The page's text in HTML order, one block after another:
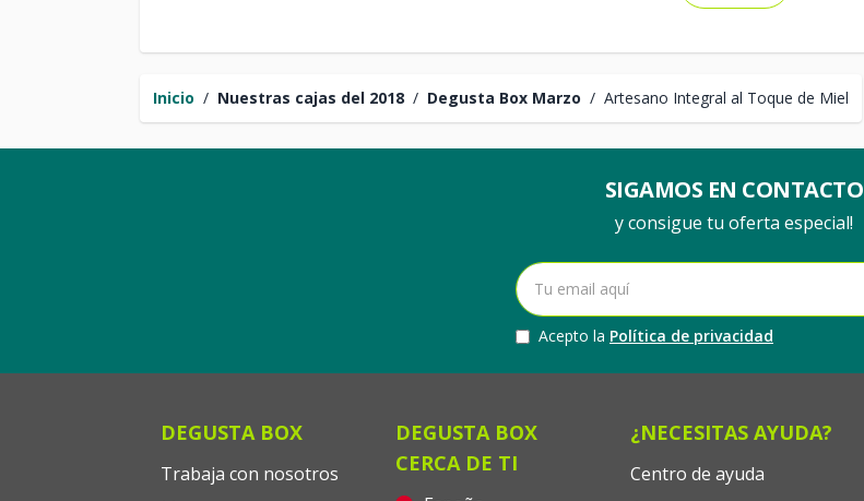
Inicio / Nuestras cajas del 2018 / Degusta Box Marzo / Artesano Integral al Toque de Miel
SIGAMOS EN CONTACTO
y consigue tu oferta especial!
Acepto la Política de privacidad
DEGUSTA BOX
Trabaja con nosotros
DEGUSTA BOX
CERCA DE TI
¿NECESITAS AYUDA?
Centro de ayuda